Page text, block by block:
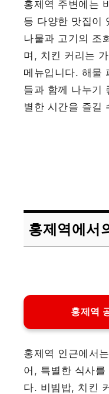
홍제역 주변에는
등 다양한 맛집이
나물과 고기의 조
며, 치킨 커리는
메뉴입니다. 해물
들과 함께 나누기
별한 시간을 즐길
홍제역에서
홍제역
홍제역 인근에서
어, 특별한 식사를
다. 비빔밥, 치킨